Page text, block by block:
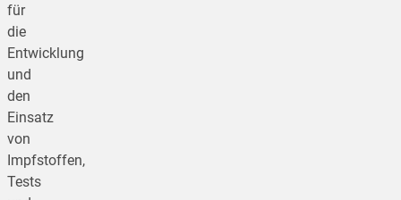
für
die
Entwicklung
und
den
Einsatz
von
Impfstoffen,
Tests